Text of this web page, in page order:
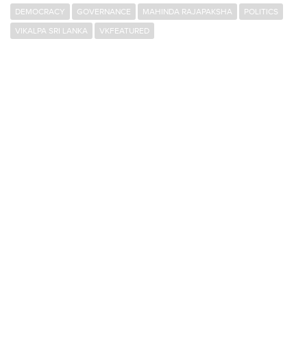
DEMOCRACY GOVERNANCE MAHINDA RAJAPAKSHA
POLITICS
VIKALPA SRI LANKA
VKFEATURED